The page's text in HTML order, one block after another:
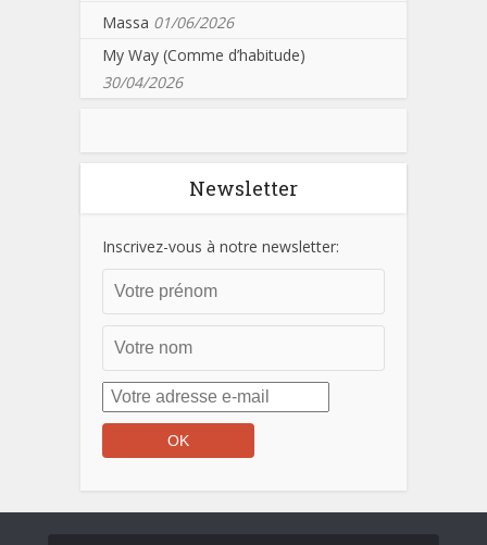
Massa 01/06/2026
My Way (Comme d’habitude)
30/04/2026
Newsletter
Inscrivez-vous à notre newsletter: